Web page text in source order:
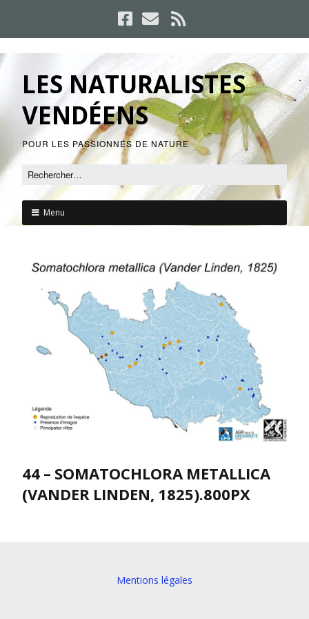
LES NATURALISTES
VENDÉENS
POUR LES PASSIONNÉS DE NATURE
Menu
44 – SOMATOCHLORA METALLICA
(VANDER LINDEN, 1825).800PX
Mentions légales